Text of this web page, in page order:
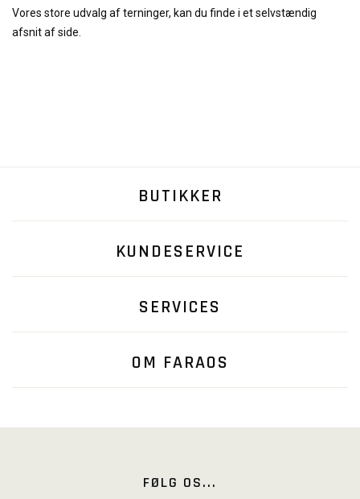
Vores store udvalg af terninger, kan du finde i et selvstændig
afsnit af side.
BUTIKKER
KUNDESERVICE
SERVICES
OM FARAOS
FØLG OS...